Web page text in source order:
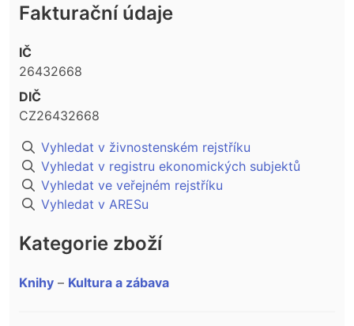
Fakturační údaje
IČ
26432668
DIČ
CZ26432668
Vyhledat v živnostenském rejstříku
Vyhledat v registru ekonomických subjektů
Vyhledat ve veřejném rejstříku
Vyhledat v ARESu
Kategorie zboží
Knihy – Kultura a zábava